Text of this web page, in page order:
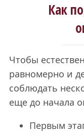
Как
Чтобы
равномерно и
соблюдать
еще до начала
Первым